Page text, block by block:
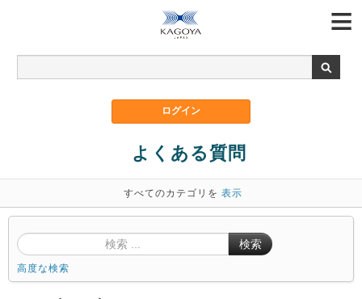
よくある質問
すべてのカテゴリを 表示
検索
高度な検索